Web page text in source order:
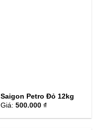
Saigon Petro Đỏ 12kg
Giá:500.000 ₫